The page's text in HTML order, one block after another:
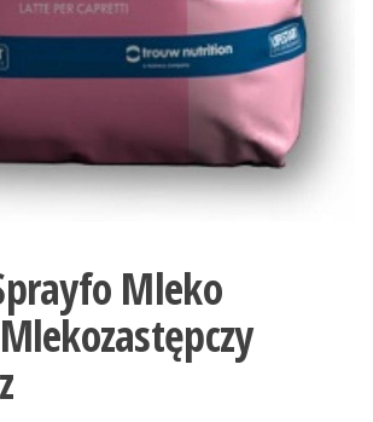
Mleko